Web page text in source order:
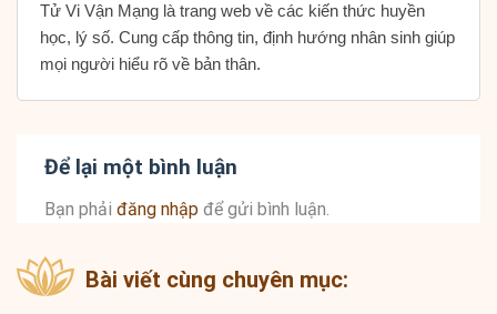
Tử Vi Vận Mạng là trang web về các kiến thức huyền
học, lý số. Cung cấp thông tin, định hướng nhân sinh giúp
mọi người hiểu rõ về bản thân.
Để lại một bình luận
Bạn phải đăng nhập để gửi bình luận.
Bài viết cùng chuyên mục: